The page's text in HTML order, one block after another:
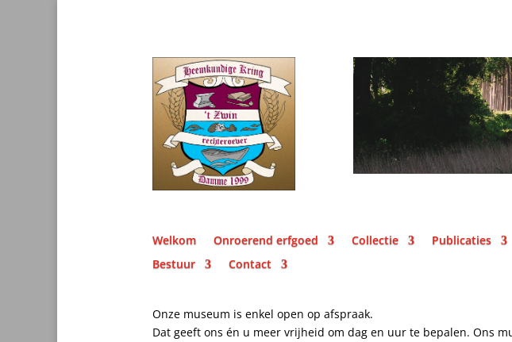
Welkom Onroerend erfgoed Collectie Publicaties
Bestuur
Contact
Onze museum is enkel open op afspraak.
Dat geeft ons én u meer vrijheid om dag en uur te bepalen. Ons